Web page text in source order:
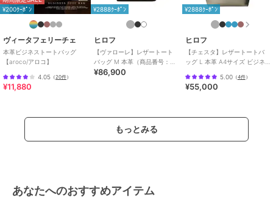
¥200ｸｰﾎﾟﾝ
ヴィータフェリーチェ
本革ビジネストートバッグ
【aroco/アロコ】
4.05 （20件）
¥11,880
¥2888ｸｰﾎﾟﾝ
ヒロフ
【ヴァローレ】レザートート
バッグ M 本革（商品番号：
P25-35313）
¥86,900
¥2888ｸｰﾎﾟﾝ
ヒロフ
【チェスタ】レザートートバ
ッグ L 本革 A4サイズ ビジネ
30009）
5.00（4件）
¥55,000
もっとみる
あなたへのおすすめアイテム